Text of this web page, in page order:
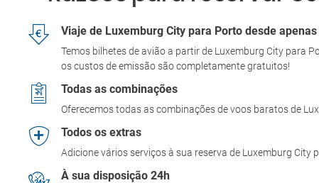
Viaje de Luxemburg City para Porto desde
Temos bilhetes de avião a partir de Luxemburg City para
os custos de emissão são completamente gratuitos!
Todas as combinações
Oferecemos todas as combinações de voos baratos de
Todos os extras
Adicione vários serviços à sua reserva de Luxemburg City
À sua disposição 24h